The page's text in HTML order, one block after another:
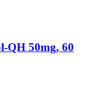
​QH 50mg, 60